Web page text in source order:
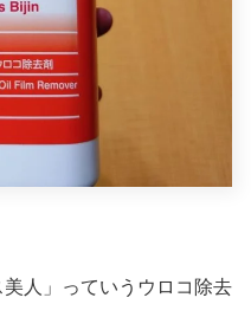
人」っていうウロコ除去